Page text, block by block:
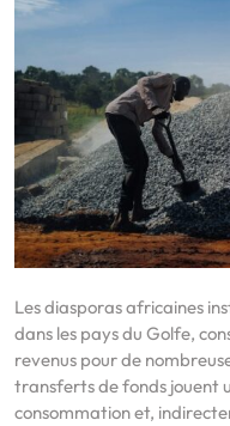
Les diasporas africaines
dans les pays du Golfe,
revenus pour de
transferts de fonds jouent
consommation et,